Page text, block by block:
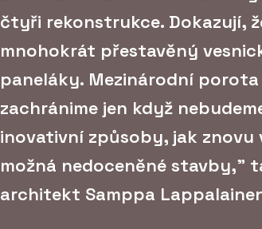
čtyři rekonstrukce. Dokazují,
mnohokrát přestavěný
paneláky. Mezinárodní
zachránime jen když
inovativní způsoby, jak
možná nedoceněné stavby,"
architekt Samppa